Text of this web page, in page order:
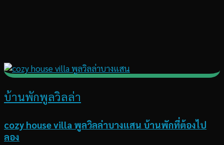
บ้านพักพูลวิลล่า
cozy house villa พูลวิลล่าบางแสน บ้านพักที่ต้องไป
ลอง